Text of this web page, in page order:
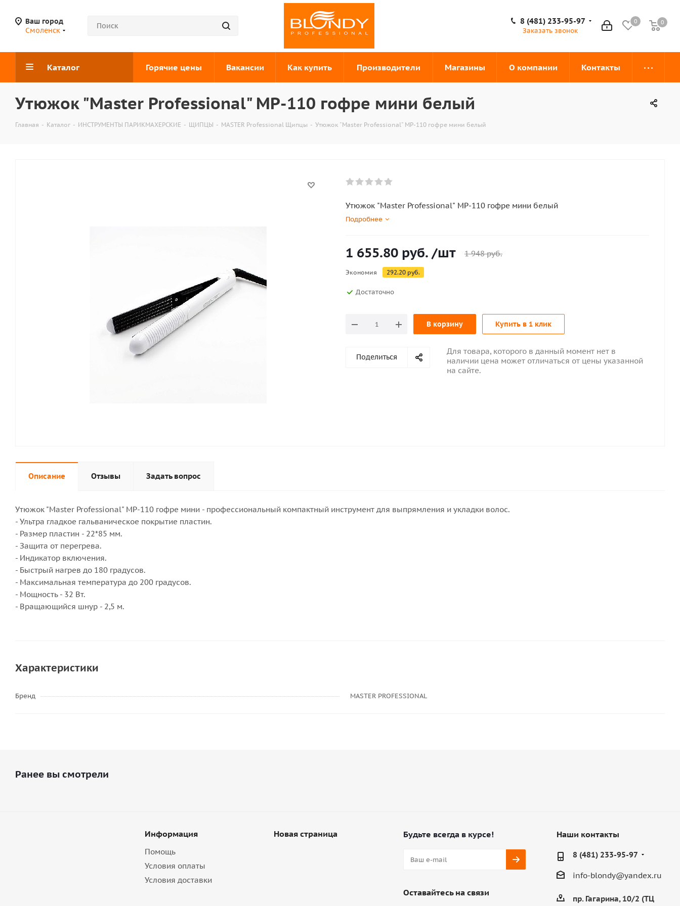
Ваш город
Смоленск
0 0
0
8 (481) 233-95-97
Заказать звонок
Каталог Горячие цены Вакансии Как купить Производители Магазины О компании Контакты
Утюжок "Master Professional" MP-110 гофре мини белый
Главная - Каталог - ИНСТРУМЕНТЫ ПАРИКМАХЕРСКИЕ - ЩИПЦЫ - MASTER Professional Щипцы - Утюжок "Master Professional" MP-110 гофре мини белый
Утюжок "Master Professional" MP-110 гофре мини белый
Подробнее
1 655.80 руб. /шт 1 948руб.
Экономия 292.20 руб.
Достаточно
В корзину Купить в 1 клик
Поделиться
Для товара, которого в данный момент нет в
наличии цена может отличаться от цены указанной
на сайте.
Описание Отзывы Задать вопрос
Утюжок "Master Professional" MP-110 гофре мини - профессиональный компактный инструмент для выпрямления и укладки волос.
- Ультра гладкое гальваническое покрытие пластин.
- Размер пластин - 22*85 мм.
- Защита от перегрева.
- Индикатор включения.
- Быстрый нагрев до 180 градусов.
- Максимальная температура до 200 градусов.
- Мощность - 32 Вт.
- Вращающийся шнур - 2,5 м.
Характеристики
Бренд MASTER PROFESSIONAL
Ранее вы смотрели
Информация
Помощь
Условия оплаты
Условия доставки
Новая страница Будьте всегда в курсе!
Оставайтесь на связи
Наши контакты
8 (481) 233-95-97
info-blondy@yandex.ru
пр. Гагарина, 10/2 (ТЦ